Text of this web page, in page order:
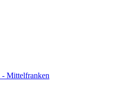
- Mittelfranken